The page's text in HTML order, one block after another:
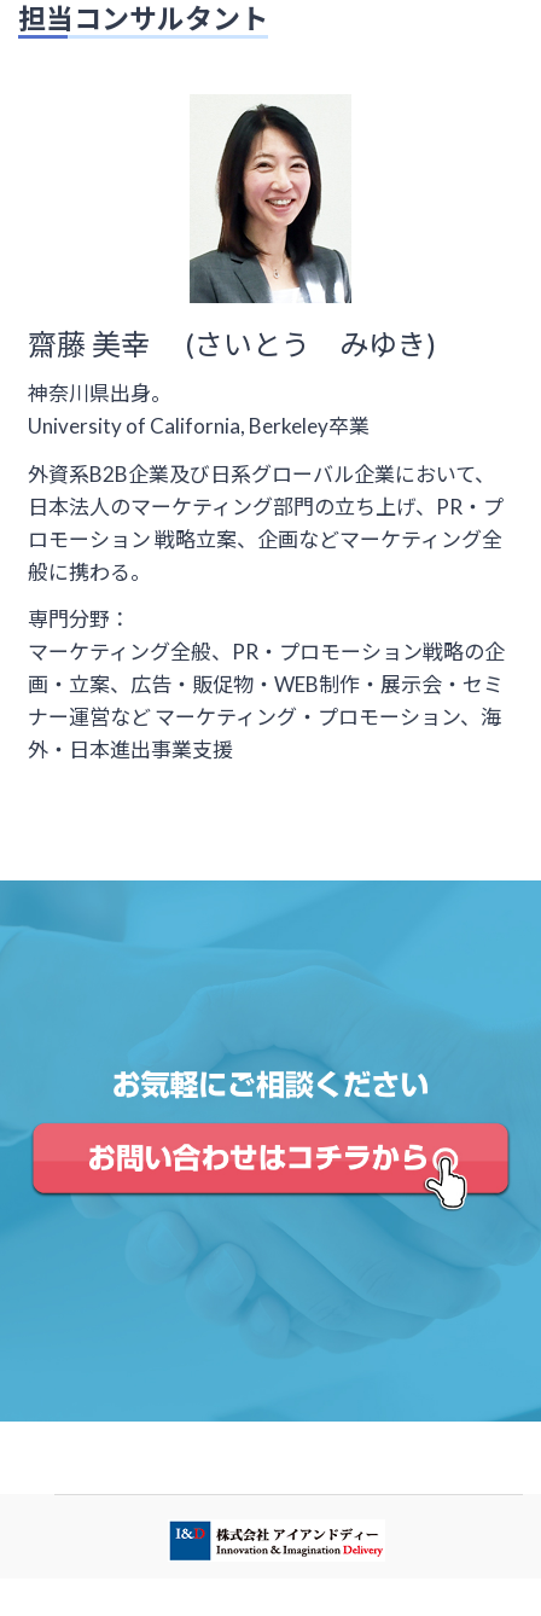
担当コンサルタント
齋藤 美幸 (さいとう みゆき)
神奈川県出身。
University of California, Berkeley卒業
外資系B2B企業及び日系グローバル企業において、
日本法人のマーケティング部門の立ち上げ、PR・プ
ロモーション 戦略立案、企画などマーケティング全
般に携わる。
専門分野：
マーケティング全般、PR・プロモーション戦略の企
画・立案、広告・販促物・WEB制作・展示会・セミ
ナー運営など マーケティング・プロモーション、海
外・日本進出事業支援